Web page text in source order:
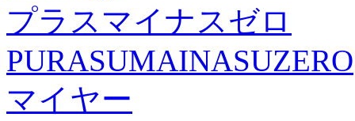
プラスマイナスゼロ
PURASUMAINASUZERO
マイヤー